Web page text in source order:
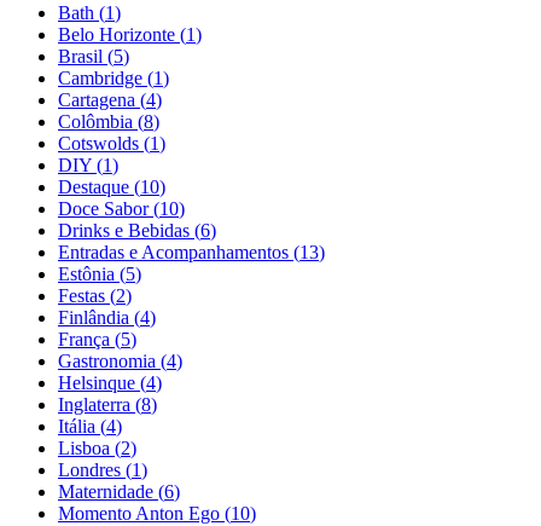
Bath (1)
Belo Horizonte (1)
Brasil (5)
Cambridge (1)
Cartagena (4)
Colômbia (8)
Cotswolds (1)
DIY (1)
Destaque (10)
Doce Sabor (10)
Drinks e Bebidas (6)
Entradas e Acompanhamentos (13)
Estônia (5)
Festas (2)
Finlândia (4)
França (5)
Gastronomia (4)
Helsinque (4)
Inglaterra (8)
Itália (4)
Lisboa (2)
Londres (1)
Maternidade (6)
Momento Anton Ego (10)